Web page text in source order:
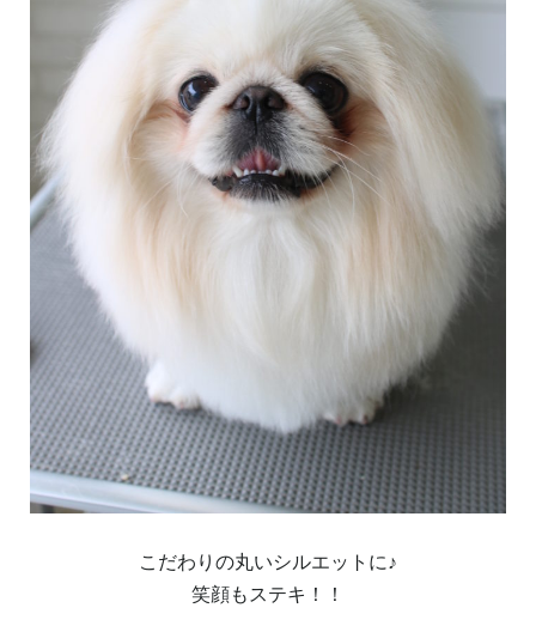
こだわりの丸いシルエットに♪
笑顔もステキ！！